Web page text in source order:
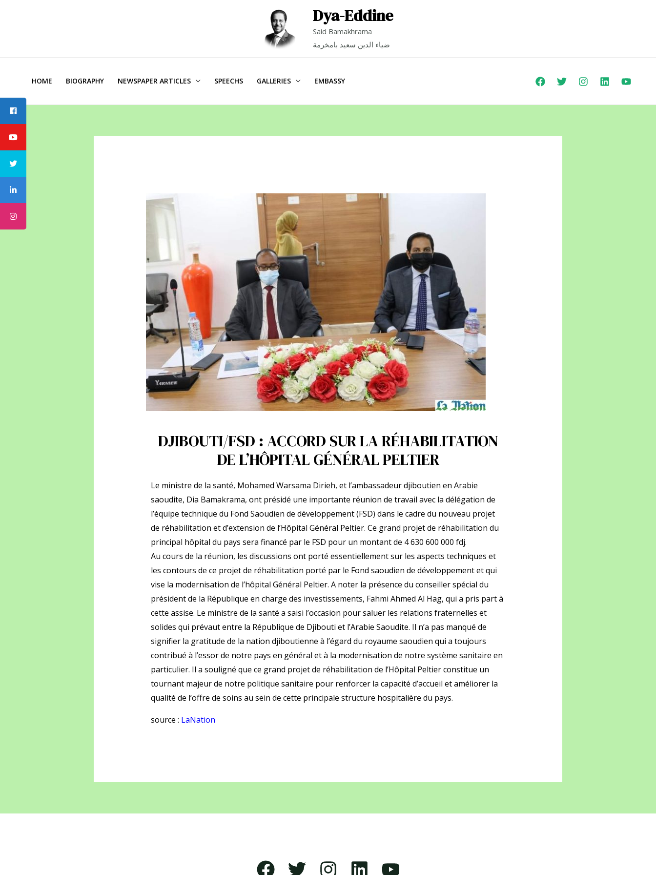
Dya-Eddine
Said Bamakhrama
ضياء الدين سعيد بامخرمة
HOME BIOGRAPHY NEWSPAPER ARTICLES SPEECHS GALLERIES EMBASSY
DJIBOUTI/FSD : ACCORD SUR LA RÉHABILITATION
DE L’HÔPITAL GÉNÉRAL PELTIER
Le ministre de la santé, Mohamed Warsama Dirieh, et l’ambassadeur djiboutien en Arabie
saoudite, Dia Bamakrama, ont présidé une importante réunion de travail avec la délégation de
l’équipe technique du Fond Saoudien de développement (FSD) dans le cadre du nouveau projet
de réhabilitation et d’extension de l’Hôpital Général Peltier. Ce grand projet de réhabilitation du
principal hôpital du pays sera financé par le FSD pour un montant de 4 630 600 000 fdj.
Au cours de la réunion, les discussions ont porté essentiellement sur les aspects techniques et
les contours de ce projet de réhabilitation porté par le Fond saoudien de développement et qui
vise la modernisation de l’hôpital Général Peltier. A noter la présence du conseiller spécial du
président de la République en charge des investissements, Fahmi Ahmed Al Hag, qui a pris part à
cette assise. Le ministre de la santé a saisi l’occasion pour saluer les relations fraternelles et
solides qui prévaut entre la République de Djibouti et l’Arabie Saoudite. Il n’a pas manqué de
signifier la gratitude de la nation djiboutienne à l’égard du royaume saoudien qui a toujours
contribué à l’essor de notre pays en général et à la modernisation de notre système sanitaire en
particulier. Il a souligné que ce grand projet de réhabilitation de l’Hôpital Peltier constitue un
tournant majeur de notre politique sanitaire pour renforcer la capacité d’accueil et améliorer la
qualité de l’offre de soins au sein de cette principale structure hospitalière du pays.
source : LaNation